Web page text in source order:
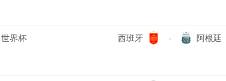
世界杯 西班牙 - 阿根廷